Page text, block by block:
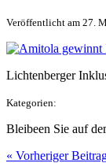
Veröffentlicht am 27.
Lichtenberger
Kategorien:
Bleibeen Sie auf
« Vorheriger